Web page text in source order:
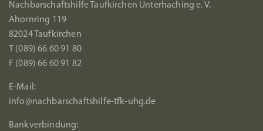
Nachbarschaftshilfe Taufkirchen Unterhaching e. V.
Ahornring 119
82024 Taufkirchen
T (089) 66 60 91 80
F (089) 66 60 91 82
E-Mail:
info@nachbarschaftshilfe-tfk-uhg.de
Bankverbindung: